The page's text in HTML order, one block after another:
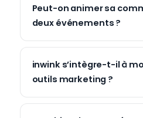
Peut-on animer sa
deux événements ?
inwink s’intègre-t-il à
outils marketing ?